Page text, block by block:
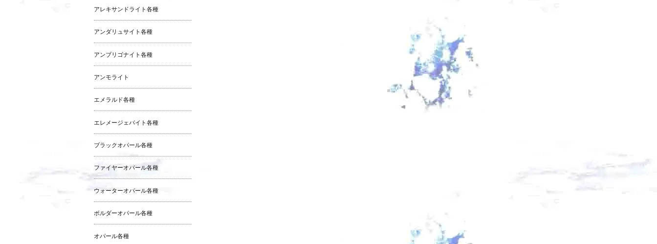
アレキサンドライト各種
アンダリュサイト各種
アンブリゴナイト各種
アンモライト
エメラルド各種
エレメージェバイト各種
ブラックオパール各種
ファイヤーオパール各種
ウォーターオパール各種
ボルダーオパール各種
オパール各種